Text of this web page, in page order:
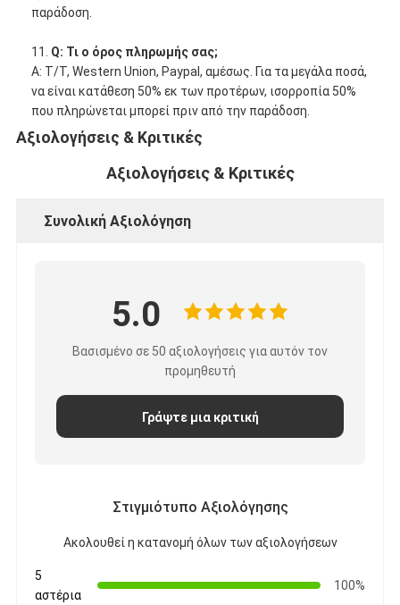
παράδοση.
11. Q: Τι ο όρος πληρωμής σας;
Α: T/T, Western Union, Paypal, αμέσως. Για τα μεγάλα ποσά,
να είναι κατάθεση 50% εκ των προτέρων, ισορροπία 50%
που πληρώνεται μπορεί πριν από την παράδοση.
Αξιολογήσεις & Κριτικές
Αξιολογήσεις & Κριτικές
Συνολική Αξιολόγηση
5.0
Βασισμένο σε 50 αξιολογήσεις για αυτόν τον
προμηθευτή
Γράψτε μια κριτική
Στιγμιότυπο Αξιολόγησης
Ακολουθεί η κατανομή όλων των αξιολογήσεων
5
αστέρια
100%